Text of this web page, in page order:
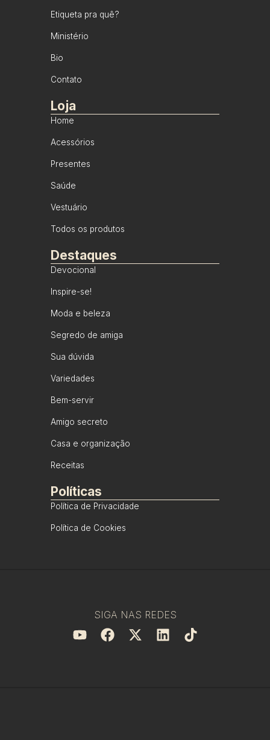
Etiqueta pra quê?
Ministério
Bio
Contato
Loja
Home
Acessórios
Presentes
Saúde
Vestuário
Todos os produtos
Destaques
Devocional
Inspire-se!
Moda e beleza
Segredo de amiga
Sua dúvida
Variedades
Bem-servir
Amigo secreto
Casa e organização
Receitas
Políticas
Política de Privacidade
Política de Cookies
SIGA NAS REDES